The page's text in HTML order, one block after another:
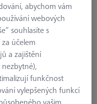
abychom vám
webových
souhlasíte s
účelem
a zajištění
funkčnost
vylepšených funkcí